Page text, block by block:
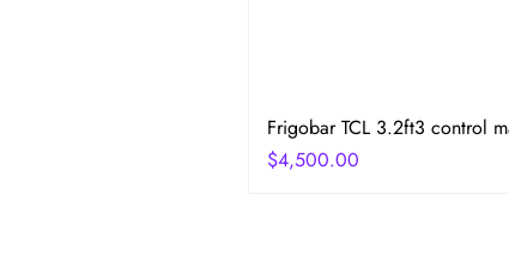
Frigobar TCL 3.2ft3 control
Precio
$4,500.00